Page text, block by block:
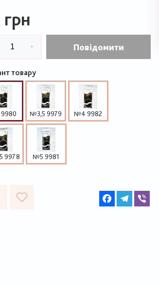
грн
Повідомити
товару
№3,5 9979 №4 9982
9978 №5 9981
FacebookTelegram